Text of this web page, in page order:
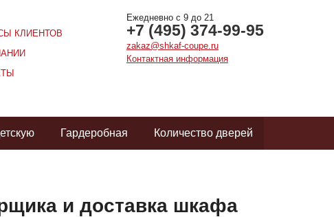
Ежедневно с 9 до 21
+7 (495) 374-99-95
zakaz@shkaf-coupe.ru
Контактная информация
КЛИЕНТОВ
Гардеробная Количество дверей
и доставка шкафа